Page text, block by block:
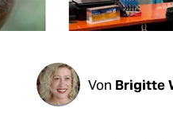
Von Brigitte